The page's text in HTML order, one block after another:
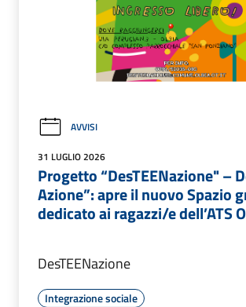
AVVISI
31 LUGLIO 2026
Progetto “DesTEENazione" –
Azione”: apre il nuovo Spazio
dedicato ai ragazzi/e dell’ATS
DesTEENazione
Integrazione sociale